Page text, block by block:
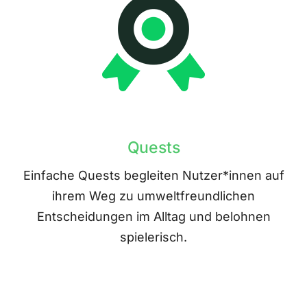
Quests
Einfache Quests begleiten Nutzer*innen auf
ihrem Weg zu umweltfreundlichen
Entscheidungen im Alltag und belohnen
spielerisch.